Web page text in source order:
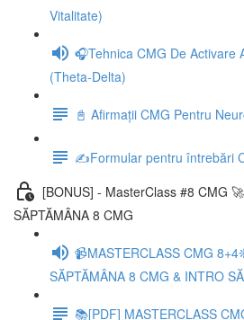
Vitalitate)
🎧Tehnica CMG De Activare
(Theta-Delta)
📓 Afirmații CMG Pentru
✍️Formular pentru întrebări
[BONUS] - MasterClass #8 CMG
SĂPTĂMÂNA 8 CMG
📹MASTERCLASS CMG
SĂPTĂMÂNA 8 CMG & INTRO
📚[PDF] MASTERCLASS